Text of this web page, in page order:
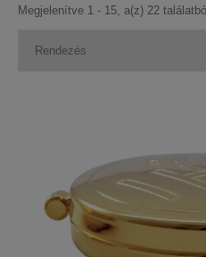
Megjelenítve 1 - 15, a(z) 22 találatból